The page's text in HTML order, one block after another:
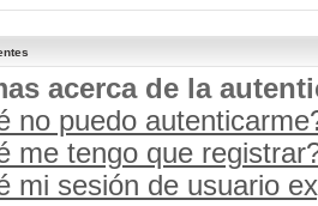
acerca de la
no puedo
me tengo que
mi sesión de usuario